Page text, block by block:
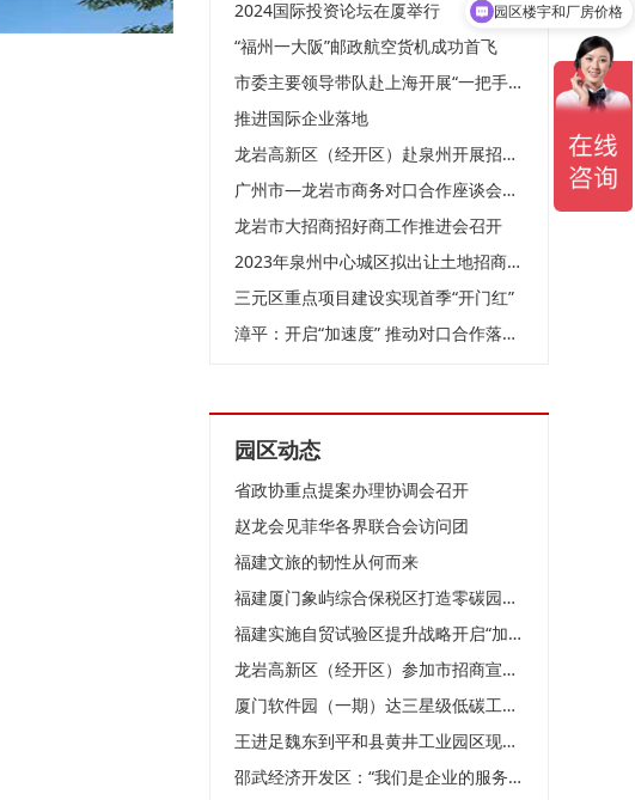
2024国际投资论坛在厦举行
“福州一大阪”邮政航空货机成功首飞
市委主要领导带队赴上海开展“一把手”招商活动
推进国际企业落地
龙岩高新区（经开区）赴泉州开展招商考察
广州市—龙岩市商务对口合作座谈会在龙岩举行
龙岩市大招商招好商工作推进会召开
2023年泉州中心城区拟出让土地招商推介会圆满举行
三元区重点项目建设实现首季“开门红”
漳平：开启“加速度” 推动对口合作落地见效
园区动态
省政协重点提案办理协调会召开
赵龙会见菲华各界联合会访问团
福建文旅的韧性从何而来
福建厦门象屿综合保税区打造零碳园区—降碳亦降本 增绿也增效
福建实施自贸试验区提升战略开启“加速度”
龙岩高新区（经开区）参加市招商宣传推介官评选活动获得一金一银
厦门软件园（一期）达三星级低碳工业园区标准
王进足魏东到平和县黄井工业园区现场办公
邵武经济开发区：“我们是企业的服务员”
园区优惠政策
园区楼宇和厂房价格